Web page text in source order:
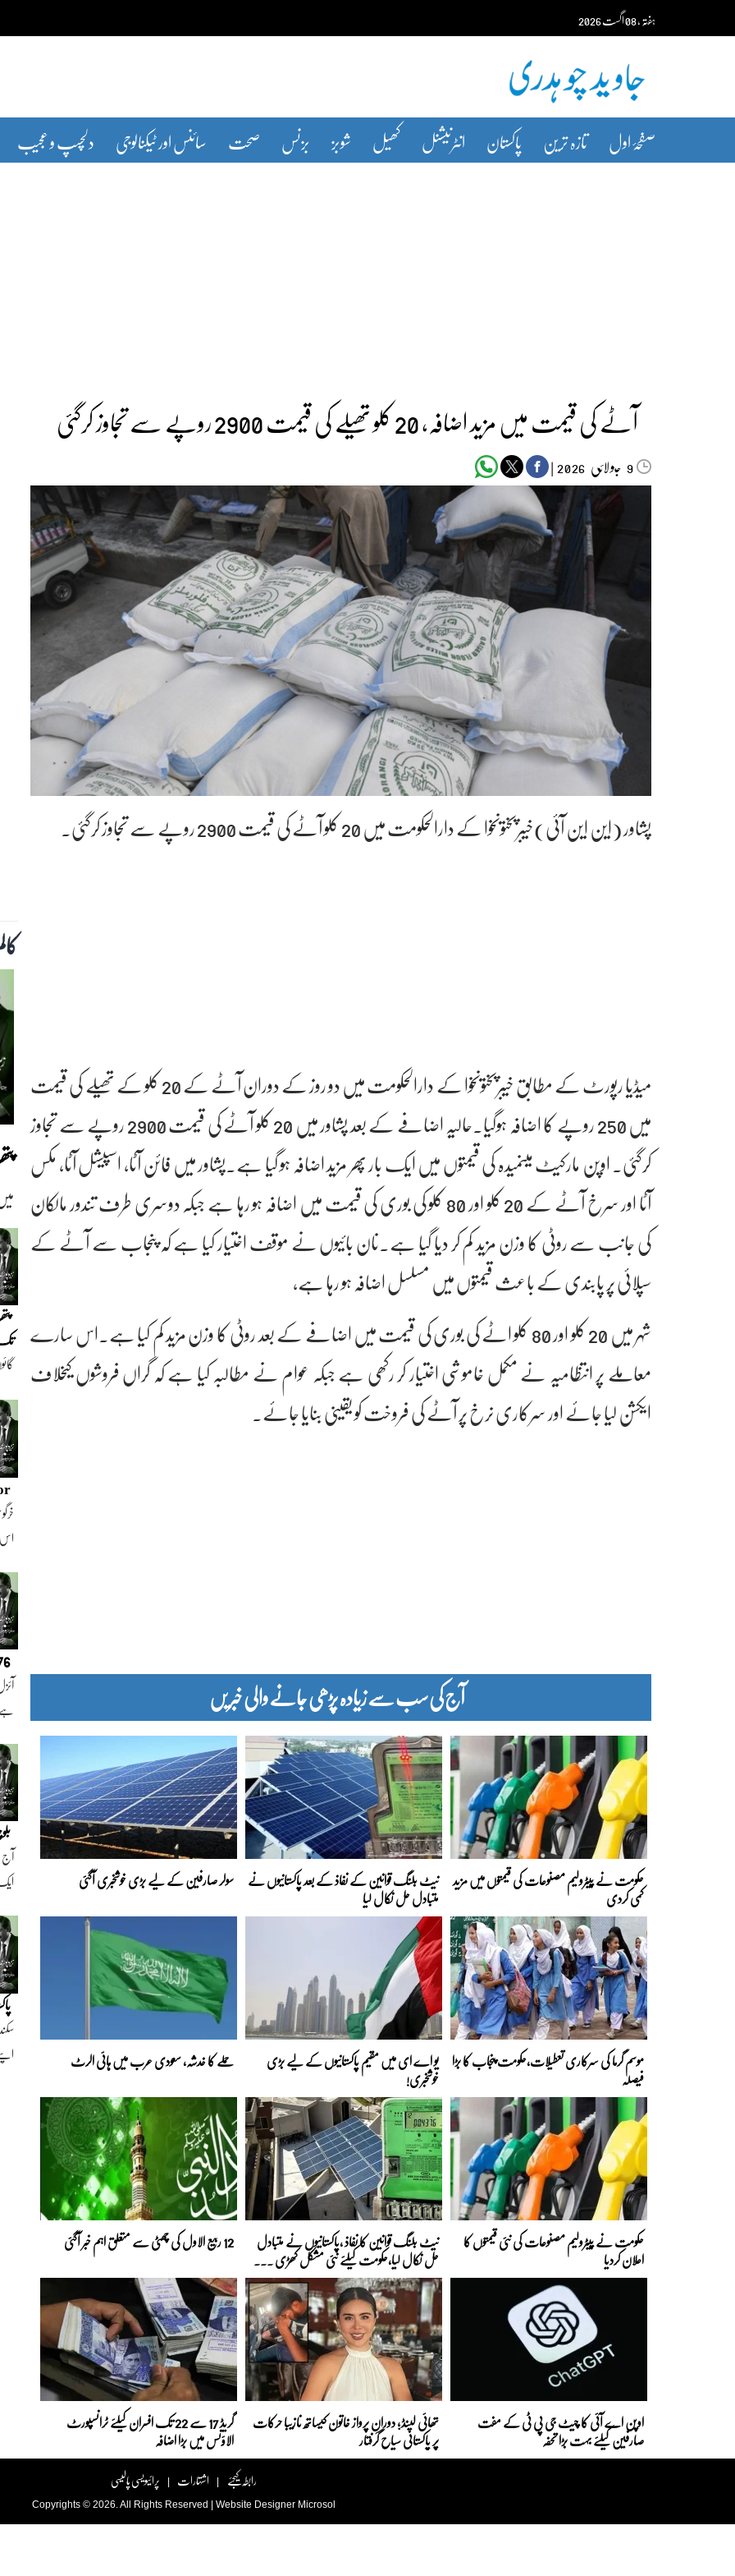
content ہفتہ‬‮،08اگست‬‮2026
صفحۂ اول تازہ ترین پاکستان انٹرنیشنل کھیل شوبز بزنس صحت سائنس اور ٹیکنالوجی دلچسپ و عجیب
آٹے کی قیمت میں مزید اضافہ، 20 کلو تھیلے کی قیمت 2900 روپے سے تجاوز کرگئی
9جولائی |
پشاور (این این آئی)خیبرپختونخوا کے دارالحکومت میں 20 کلو آٹے کی قیمت 2900 روپے سے تجاوز کرگئی۔
میڈیا رپورٹ کے مطابق خیبرپختونخوا کے دارالحکومت میں دو روز کے دوران آٹے کے 20 کلو کے تھیلے کی قیمت
میں 250 روپے کا اضافہ ہوگیا۔حالیہ اضافے کے بعد پشاور میں 20 کلو آٹے کی قیمت 2900 روپے سے تجاوز
کرگئی۔ اوپن مارکیٹ میںمیدہ کی قیمتوں میں ایک بار پھر مزید اضافہ ہو گیا ہے۔پشاور میں فائن آٹا، اسپیشل آٹا، مکس
آٹا اور سرخ آٹے کے 20 کلو اور 80 کلو کی بوری کی قیمت میں اضافہ ہو رہا ہے جبکہ دوسری طرف تندور مالکان
کی جانب سے روٹی کا وزن مزید کم کر دیا گیا ہے۔نان بائیوں نے موقف اختیار کیا ہے کہ پنجاب سے آٹے کے
سپلائی پر پابندی کے باعث قیمتوں میں مسلسل اضافہ ہو رہا ہے،
شہر میں 20 کلو اور 80 کلو اٹے کی بوری کی قیمت میں اضافے کے بعد روٹی کا وزن مزید کم کیا ہے۔اس سارے
معاملے پر انتظامیہ نے مکمل خاموشی اختیار کر رکھی ہے جبکہ عوام نے مطالبہ کیا ہے کہ گراں فروشوں کیخلاف
ایکشن لیا جائے اور سرکاری نرخ پر آٹے کی فروخت کو یقینی بنایا جائے۔
آج کی سب سے زیادہ پڑھی جانے والی خبریں
حکومت نے پیٹرولیم مصنوعات کی قیمتوں میں مزید
کمی کردی
نیٹ بلنگ قوانین کے نفاذ کے بعد پاکستانیوں نے
متبادل حل نکال لیا
سولر صارفین کے لیے بڑی خوشخبری آگئی
موسم گرما کی سرکاری تعطیلات،حکومت پنجاب کا بڑا
فیصلہ
یو اے ای میں مقیم پاکستانیوں کے لیے بڑی
خوشخبری!
حملے کا خدشہ، سعودی عرب میں ہائی الرٹ
حکومت نے پیٹرولیم مصنوعات کی نئی قیمتوں کا
اعلان کردیا
نیٹ بلنگ قوانین کا نفاذ ،پاکستانیوں نے متبادل
حل نکال لیا،حکومت کیلئے نئی مشکل کھڑی ...
12 ربیع الاول کی چھٹی سے متعلق اہم خبر آگئی
اوپن اے آئی کا چیٹ جی پی ٹی کے مفت
صارفین کیلئے بہت بڑا تحفہ
تھائی لینڈ؛ دورانِ پرواز خاتون کیساتھ نازیبا حرکات
پر پاکستانی سیاح گرفتار
گریڈ 17 سے 22 تک افسران کیلئے ٹرانسپورٹ
الاؤنس میں بڑا اضافہ
رابطہ کیجئے | اشتہارات | پرائیویسی پالیسی
Copyrights © 2026. All Rights Reserved | Website Designer Microsol